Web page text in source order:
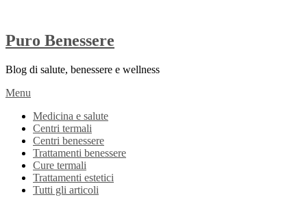
Puro Benessere
Blog di salute, benessere e wellness
Menu
Medicina e salute
Centri termali
Centri benessere
Trattamenti benessere
Cure termali
Trattamenti estetici
Tutti gli articoli